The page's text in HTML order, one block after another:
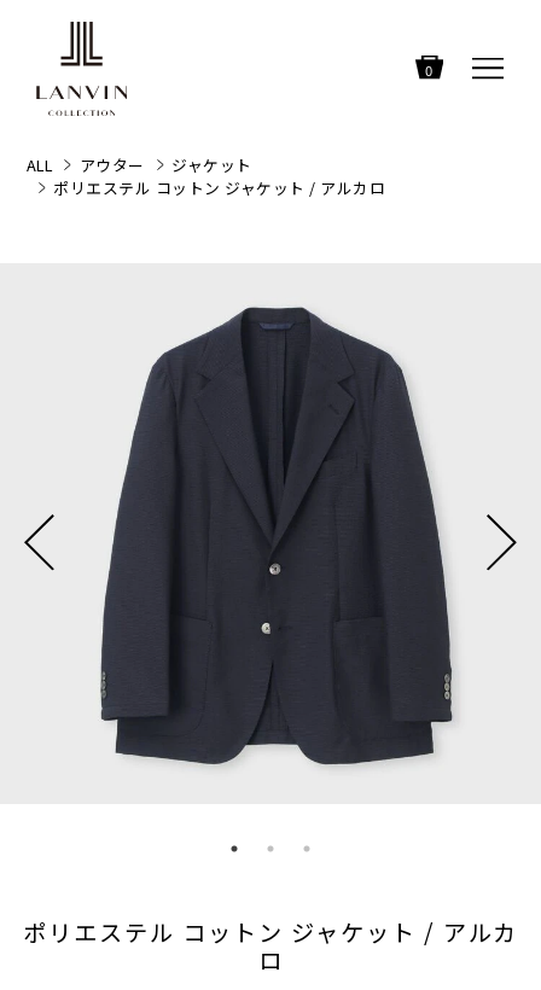
0
ALL アウター
ジャケット
ポリエステル コットン ジャケット / アルカロ
ポリエステル コットン ジャケット / アルカ
ロ